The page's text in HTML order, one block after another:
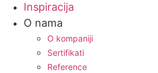
Inspiracija
O nama
O kompaniji
Sertifikati
Reference